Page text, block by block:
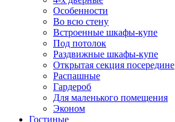
Особенности
Во всю стену
Встроенные шкафы-купе
Под потолок
Раздвижные шкафы-купе
Открытая секция посередине
Распашные
Гардероб
Для маленького помещения
Эконом
Гостиные